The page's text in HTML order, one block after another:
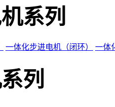
系列
一体化步进电机（闭环） 一体
列